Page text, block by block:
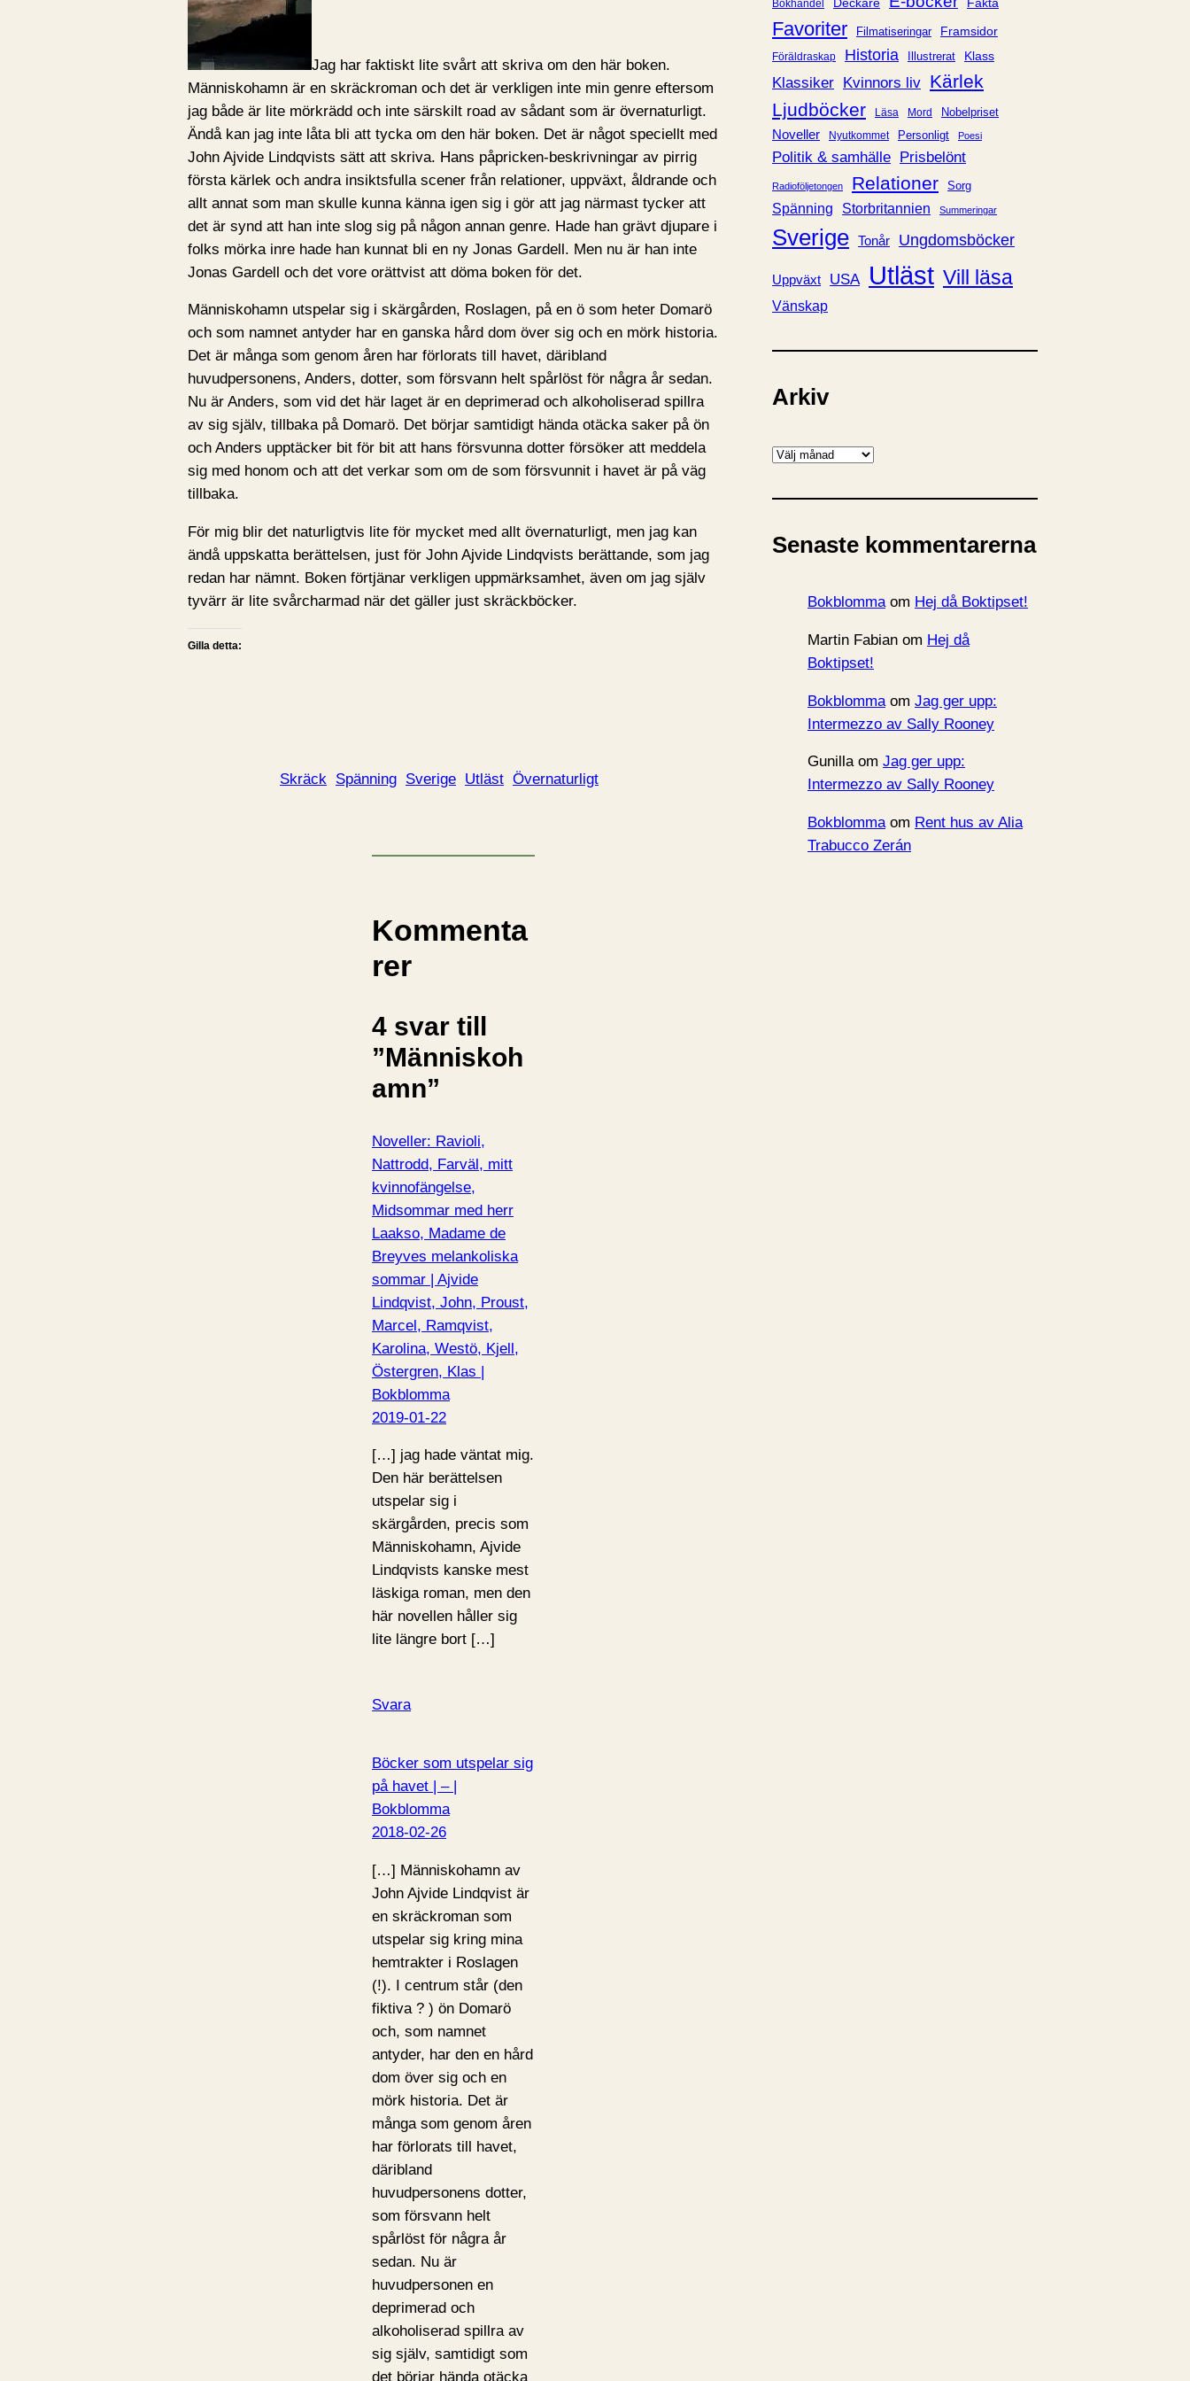
Jag har faktiskt lite svårt att skriva om den här boken.
Människohamn är en skräckroman och det är verkligen inte min genre eftersom
jag både är lite mörkrädd och inte särskilt road av sådant som är övernaturligt.
Ändå kan jag inte låta bli att tycka om den här boken. Det är något speciellt med
John Ajvide Lindqvists sätt att skriva. Hans påpricken-beskrivningar av pirrig
första kärlek och andra insiktsfulla scener från relationer, uppväxt, åldrande och
allt annat som man skulle kunna känna igen sig i gör att jag närmast tycker att
det är synd att han inte slog sig på någon annan genre. Hade han grävt djupare i
folks mörka inre hade han kunnat bli en ny Jonas Gardell. Men nu är han inte
Jonas Gardell och det vore orättvist att döma boken för det.
Människohamn utspelar sig i skärgården, Roslagen, på en ö som heter Domarö
och som namnet antyder har en ganska hård dom över sig och en mörk historia.
Det är många som genom åren har förlorats till havet, däribland
huvudpersonens, Anders, dotter, som försvann helt spårlöst för några år sedan.
Nu är Anders, som vid det här laget är en deprimerad och alkoholiserad spillra
av sig själv, tillbaka på Domarö. Det börjar samtidigt hända otäcka saker på ön
och Anders upptäcker bit för bit att hans försvunna dotter försöker att meddela
sig med honom och att det verkar som om de som försvunnit i havet är på väg
tillbaka.
För mig blir det naturligtvis lite för mycket med allt övernaturligt, men jag kan
ändå uppskatta berättelsen, just för John Ajvide Lindqvists berättande, som jag
redan har nämnt. Boken förtjänar verkligen uppmärksamhet, även om jag själv
tyvärr är lite svårcharmad när det gäller just skräckböcker.
Gilla detta:
Skräck Spänning Sverige Utläst Övernaturligt
Kommenta
rer
4 svar till
”Människoh
amn”
Noveller: Ravioli,
Nattrodd, Farväl, mitt
kvinnofängelse,
Midsommar med herr
Laakso, Madame de
Breyves melankoliska
sommar | Ajvide
Lindqvist, John, Proust,
Marcel, Ramqvist,
Karolina, Westö, Kjell,
Östergren, Klas |
Bokblomma
2019-01-22
[…] jag hade väntat mig.
Den här berättelsen
utspelar sig i
skärgården, precis som
Människohamn, Ajvide
Lindqvists kanske mest
läskiga roman, men den
här novellen håller sig
lite längre bort […]
Svara
Böcker som utspelar sig
på havet | – |
Bokblomma
2018-02-26
[…] Människohamn av
John Ajvide Lindqvist är
en skräckroman som
utspelar sig kring mina
hemtrakter i Roslagen
(!). I centrum står (den
fiktiva ? ) ön Domarö
och, som namnet
antyder, har den en hård
dom över sig och en
mörk historia. Det är
många som genom åren
har förlorats till havet,
däribland
huvudpersonens dotter,
som försvann helt
spårlöst för några år
sedan. Nu är
huvudpersonen en
deprimerad och
alkoholiserad spillra av
sig själv, samtidigt som
det börjar hända otäcka
e
r
Bokhandel
Favoriter Filmatiseringar Framsidor
Föräldraskap Historia Illustrerat Klass
Klassiker Kvinnors liv Kärlek
Ljudböcker
Läsa Mord Nobelpriset
Noveller Nyutkommet Personligt Poesi
Politik & samhälle Prisbelönt
Radioföljetongen Relationer Sorg
Spänning Storbritannien Summeringar
Sverige Tonår Ungdomsböcker
Uppväxt USA Utläst Vill läsa
Vänskap
Arkiv
A
k
v
Senaste kommentarerna
Bokblommaom Hej då Boktipset!
Martin Fabian om Hej då
Boktipset!
Bokblomma om Jag ger upp:
Intermezzo av Sally Rooney
Gunillaom Jag ger upp:
Intermezzo av Sally Rooney
Bokblommaom Rent hus av Alia
Trabucco Zerán